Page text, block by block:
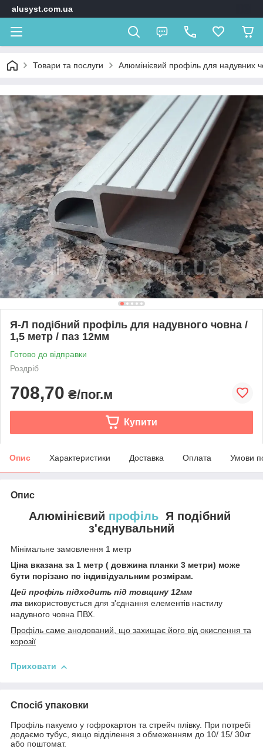
alusyst.com.ua
Товари та послуги Алюмінієвий профіль для надувних
Я-Л подібний профіль для надувного човна /
1,5 метр / паз 12мм
Готово до відправки
Роздріб
708,70 ₴/пог.м
Купити
Опис Характеристики Доставка Оплата Умови
Опис
Алюмінієвий профіль Я подібний
з'єднувальний
Мінімальне замовлення 1 метр
Ціна вказана за 1 метр ( довжина планки 3 метри) може
бути порізано по індивідуальним розмірам.
Цей профіль підходить під товщину 12мм
та використовується для з'єднання елементів настилу
надувного човна ПВХ.
Профіль саме анодований, що захищає його від окислення та
корозії
Приховати
Спосіб упаковки
Профіль пакуємо у гофрокартон та стрейч плівку. При потребі
додаємо тубус, якщо відділення з обмеженням до 10/ 15/ 30кг
або поштомат.